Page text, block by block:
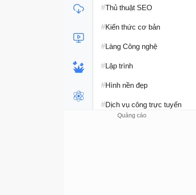
#Thủ thuật SEO
#Kiến thức cơ bản
#Làng Công nghệ
#Lập trình
#Hình nền đẹp
#Dịch vụ công trực tuyến